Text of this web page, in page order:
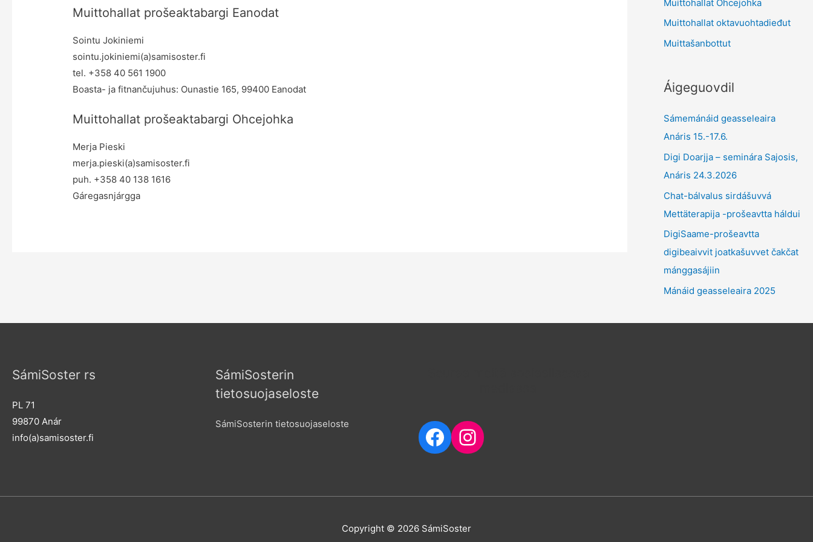
Muittohallat prošeaktabargi Eanodat
Sointu Jokiniemi
sointu.jokiniemi(a)samisoster.fi
tel. +358 40 561 1900
Boasta- ja fitnančujuhus: Ounastie 165, 99400 Eanodat
Muittohallat prošeaktabargi Ohcejohka
Merja Pieski
merja.pieski(a)samisoster.fi
puh. +358 40 138 1616
Gáregasnjárgga
Muittohallat Ohcejohka
Muittohallat oktavuohtadieđut
Muittašanbottut
Áigeguovdil
Sámemánáid geasseleaira
Anáris 15.-17.6.
Digi Doarjja – seminára Sajosis,
Anáris 24.3.2026
Chat-bálvalus sirdášuvvá
Mettäterapija -prošeavtta háldui
DigiSaame-prošeavtta
digibeaivvit joatkašuvvet čakčat
mánggasájiin
Mánáid geasseleaira 2025
SámiSoster rs
PL 71
99870 Anár
info(a)samisoster.fi
SámiSosterin
tietosuojaseloste
SámiSosterin tietosuojaseloste Facebook
Instagram
Copyright © 2026 SámiSoster